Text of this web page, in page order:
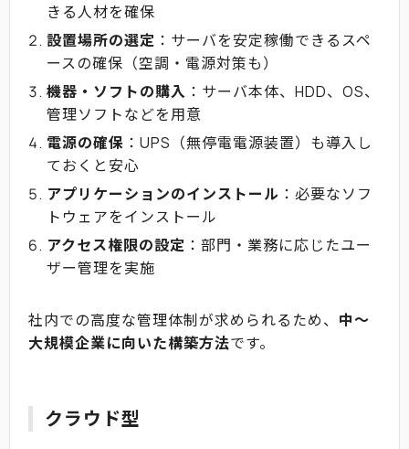
きる人材を確保
設置場所の選定 ：サーバを安定稼働できるスペ
ースの確保（空調・電源対策も）
機器・ソフトの購入 ：サーバ本体、HDD、OS、
管理ソフトなどを用意
電源の確保 ：UPS（無停電電源装置）も導入し
ておくと安心
アプリケーションのインストール ：必要なソフ
トウェアをインストール
アクセス権限の設定 ：部門・業務に応じたユー
ザー管理を実施
社内での高度な管理体制が求められるため、 中〜
大規模企業に向いた構築方法です。
クラウド型